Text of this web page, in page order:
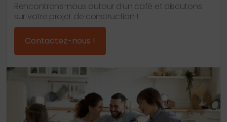
Rencontrons-nous autour d’un café et discutons
sur votre projet de construction !
Contactez-nous !